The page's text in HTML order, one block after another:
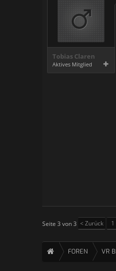
Tobias Claren
Aktives Mitglied
Seite 3 von 3 < Zurück 1
FOREN VR